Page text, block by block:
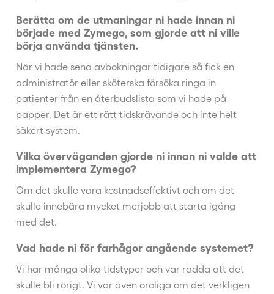
Berätta om de utmaningar ni hade innan ni
började med Zymego, som gjorde att ni ville
börja använda tjänsten.
När vi hade sena avbokningar tidigare så fick en
administratör eller sköterska försöka ringa in
patienter från en återbudslista som vi hade på
papper. Det är ett rätt tidskrävande och inte helt
säkert system.
Vilka överväganden gjorde ni innan ni valde att
implementera Zymego?
Om det skulle vara kostnadseffektivt och om det
skulle innebära mycket merjobb att starta igång
med det.
Vad hade ni för farhågor angående systemet?
Vi har många olika tidstyper och var rädda att det
skulle bli rörigt. Vi var även oroliga om det verkligen